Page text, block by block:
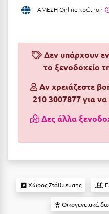
Αρτέμιδα
Αστυπάλαια
Αχαΐα
Βυτίνα
Κρουαζιέρες
Διαμερίσματα
Boutique Hotels
Δες όλες τις προσφορές
ΑΜΕΣΗ Online κράτηση
Δεν υπάρχουν
το ξενοδοχείο
Αν χρειάζεστε
210 3007877 για
Δες άλλα
Χώρος Στάθμευσης
Οικογενειακά